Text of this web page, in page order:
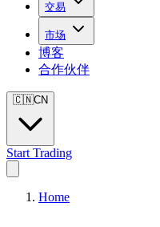
交易
市场
博客
合作伙伴
🇨🇳CN
Start Trading
Home